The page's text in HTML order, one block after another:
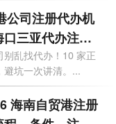
公司注册代办机
三亚代办注册
乱找代办！10 家正
避坑一次讲清。...
海南自贸港注册